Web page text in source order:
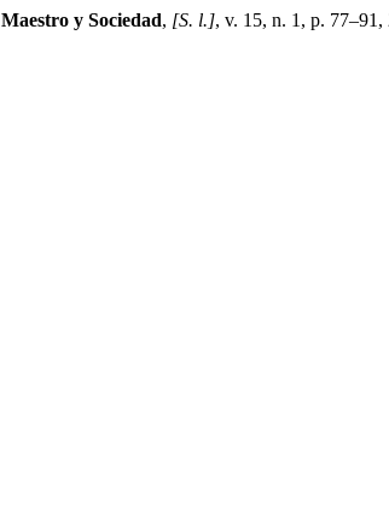
Maestro y Sociedad, [S. l.], v. 15, n. 1, p.